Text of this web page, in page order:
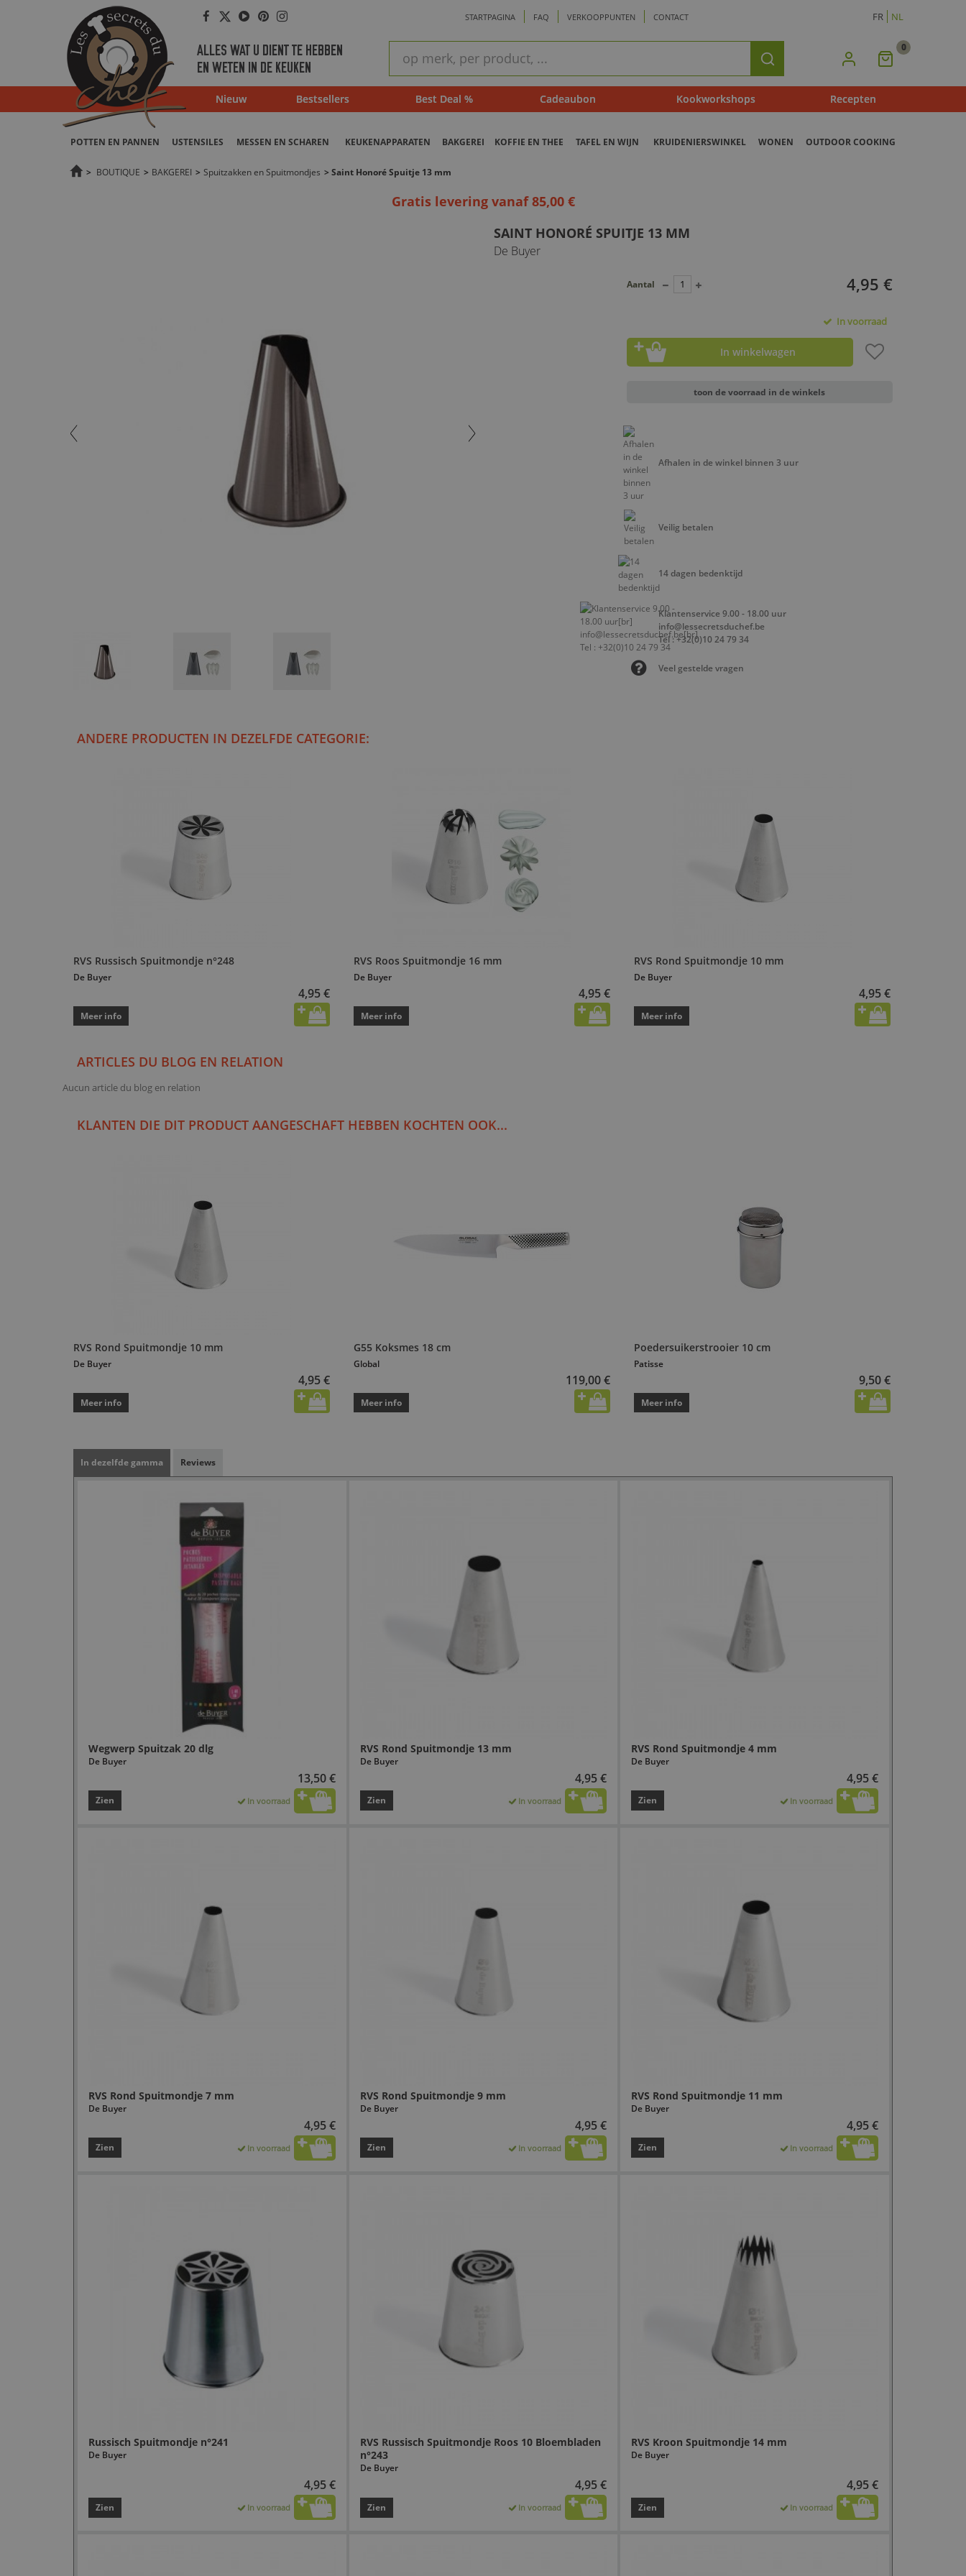
Facebook
Twitter
Youtube
Pinterest
Instagram STARTPAGINA FAQ VERKOOPPUNTEN CONTACT FR NL
ALLES WAT U DIENT TE HEBBEN
EN WETEN IN DE KEUKEN
zoeken
Zoeken Mijn
0
Nieuw Bestsellers Best Deal % Cadeaubon Kookworkshops Recepten
POTTEN EN PANNEN USTENSILES MESSEN EN SCHAREN KEUKENAPPARATEN BAKGEREI KOFFIE EN THEE TAFEL EN WIJN KRUIDENIERSWINKEL WONEN OUTDOOR COOKING
> BOUTIQUE > BAKGEREI > Spuitzakken en Spuitmondjes > Saint Honoré Spuitje 13 mm
Gratis levering vanaf 85,00 €
SAINT HONORÉ SPUITJE 13 MM
De Buyer
4,95 €
Aantal
In voorraad
In winkelwagen
toon de voorraad in de winkels
Afhalen in de winkel binnen 3 uur
Veilig betalen
14 dagen bedenktijd
Klantenservice 9.00 - 18.00 uur
info@lessecretsduchef.be
Tel : +32(0)10 24 79 34
Veel gestelde vragen
ANDERE PRODUCTEN IN DEZELFDE CATEGORIE:
RVS Russisch Spuitmondje n°248
De Buyer
4,95 €
Meer info
RVS Roos Spuitmondje 16 mm
De Buyer
4,95 €
Meer info
RVS Rond Spuitmondje 10 mm
De Buyer
4,95 €
Meer info
ARTICLES DU BLOG EN RELATION
Aucun article du blog en relation
KLANTEN DIE DIT PRODUCT AANGESCHAFT HEBBEN KOCHTEN OOK...
RVS Rond Spuitmondje 10 mm
De Buyer
4,95 €
Meer info
G55 Koksmes 18 cm
Global
119,00 €
Meer info
Poedersuikerstrooier 10 cm
Patisse
9,50 €
Meer info
In dezelfde gamma Reviews
Wegwerp Spuitzak 20 dlg
De Buyer
13,50 €
Zien In voorraad
RVS Rond Spuitmondje 13 mm
De Buyer
4,95 €
Zien In voorraad
RVS Rond Spuitmondje 4 mm
De Buyer
4,95 €
Zien In voorraad
RVS Rond Spuitmondje 7 mm
De Buyer
4,95 €
Zien In voorraad
RVS Rond Spuitmondje 9 mm
De Buyer
4,95 €
Zien In voorraad
RVS Rond Spuitmondje 11 mm
De Buyer
4,95 €
Zien In voorraad
Russisch Spuitmondje n°241
De Buyer
4,95 €
Zien In voorraad
RVS Russisch Spuitmondje Roos 10 Bloembladen
n°243
De Buyer
4,95 €
Zien In voorraad
RVS Kroon Spuitmondje 14 mm
De Buyer
4,95 €
Zien In voorraad